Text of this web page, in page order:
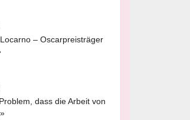
– Oscarpreisträger
dass die Arbeit von